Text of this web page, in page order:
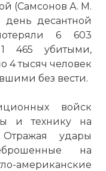
(Самсонов А. М.
десантной
6 603
465 убитыми,
4 тысяч человек
без вести.
войск
и технику на
удары
на
американские